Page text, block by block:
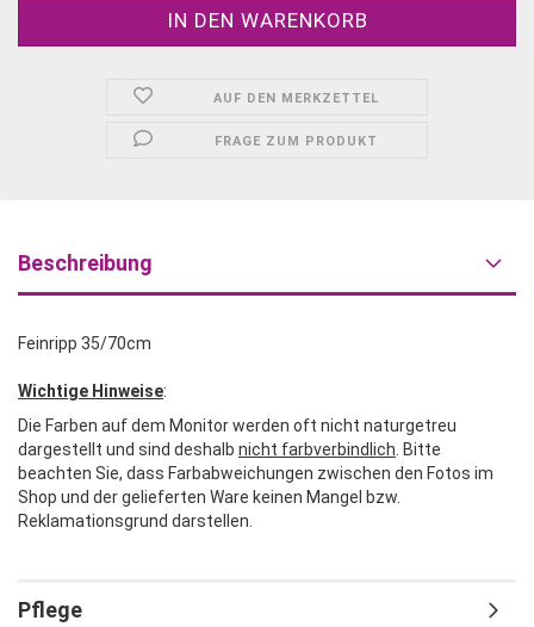
AUF DEN MERKZETTEL
FRAGE ZUM PRODUKT
Beschreibung
Feinripp 35/70cm
Wichtige Hinweise:
Die Farben auf dem Monitor werden oft nicht naturgetreu
dargestellt und sind deshalb nicht farbverbindlich . Bitte
beachten Sie, dass Farbabweichungen zwischen den Fotos im
Shop und der gelieferten Ware keinen Mangel bzw.
Reklamationsgrund darstellen.
Pflege